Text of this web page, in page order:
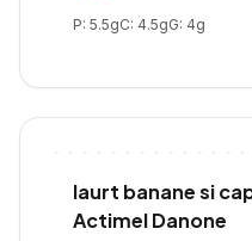
P: 5.5gC: 4.5gG: 4g
Iaurt banane si
Actimel Danone